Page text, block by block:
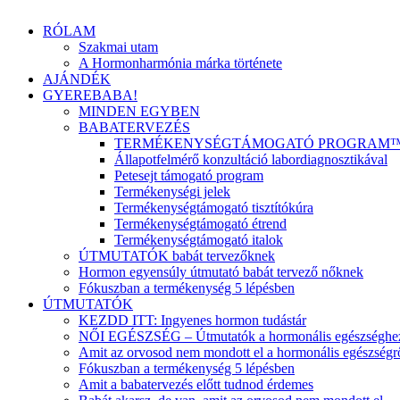
RÓLAM
Szakmai utam
A Hormonharmónia márka története
AJÁNDÉK
GYEREBABA!
MINDEN EGYBEN
BABATERVEZÉS
TERMÉKENYSÉGTÁMOGATÓ
Állapotfelmérő konzultáció labordiagnosztikával
Petesejt támogató program
Termékenységi jelek
Termékenységtámogató tisztítókúra
Termékenységtámogató étrend
Termékenységtámogató italok
ÚTMUTATÓK babát tervezőknek
Hormon egyensúly útmutató babát tervező nőknek
Fókuszban a termékenység 5 lépésben
ÚTMUTATÓK
KEZDD ITT: Ingyenes hormon tudástár
NŐI EGÉSZSÉG – Útmutatók a hormonális
Amit az orvosod nem mondott el a hormonális
Fókuszban a termékenység 5 lépésben
Amit a babatervezés előtt tudnod érdemes